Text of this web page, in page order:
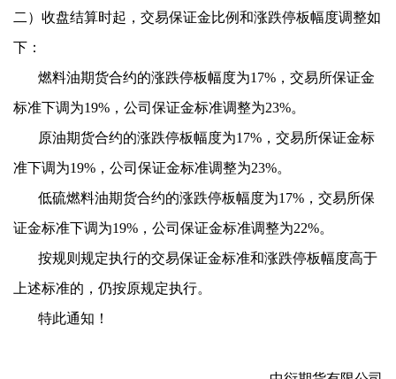
二）收盘结算时起 ，交易保证金比例和涨跌停板幅度调整如
下：
燃料油期货合约的涨跌停板幅度为17%，交易所保证金
标准下调为19%，公司保证金标准调整为23%。
原油期货合约的涨跌停板幅度为17%，交易所保证金标
准下调为19%，公司保证金标准调整为23%。
低硫燃料油期货合约的涨跌停板幅度为17%，交易所保
证金标准下调为19%，公司保证金标准调整为22%。
按规则规定执行的交易保证金标准和涨跌停板幅度高于
上述标准的，仍按原规定执行。
特此通知！